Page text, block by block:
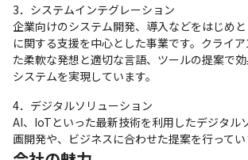
3．システムインテグレーション
企業向けのシステム開発、導入などをはじめ
に関する支援を中心とした事業です。クライ
た柔軟な発想と適切な言語、ツールの提案で
システムを実現しています。
4．デジタルソリューション
AI、IoTといった最新技術を利用したデジタル
画開発や、ビジネスに合わせた提案を行ってい